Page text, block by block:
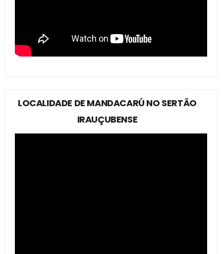
LOCALIDADE DE MANDACARÚ NO SERTÃO
IRAUÇUBENSE